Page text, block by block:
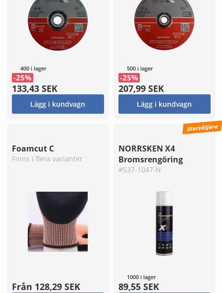
400 i lager
-25%
133,43 SEK
Lägg i kundvagn
500 i lager
-25%
207,99 SEK
Lägg i kundvagn
Foamcut C
Finns i flera varianter
Från 128,29 SEK
Storsäljare
NORRSKEN X4
Bromsrengöring
#537-1047-N
1000 i lager
89,55 SEK